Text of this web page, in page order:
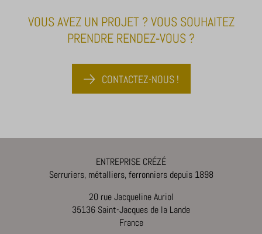
VOUS AVEZ UN PROJET ? VOUS SOUHAITEZ
PRENDRE RENDEZ‑VOUS ?
CONTACTEZ-NOUS !
ENTREPRISE CRÉZÉ
Serruriers, métalliers, ferronniers depuis 1898
20 rue Jacqueline Auriol
35136 Saint-Jacques de la Lande
France
n'ont pas été explicitement catégorisés.
Afficher les détails
ssm_au_c